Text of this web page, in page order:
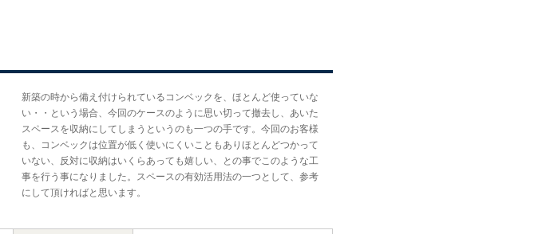
新築の時から備え付けられているコンベックを、ほとんど使っていな
い・・という場合、今回のケースのように思い切って撤去し、あいた
スペースを収納にしてしまうというのも一つの手です。今回のお客様
も、コンベックは位置が低く使いにくいこともありほとんどつかって
いない、反対に収納はいくらあっても嬉しい、との事でこのような工
事を行う事になりました。スペースの有効活用法の一つとして、参考
にして頂ければと思います。